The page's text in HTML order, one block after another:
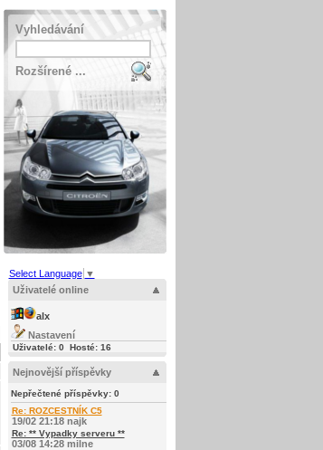
Vyhledávání
Rozšírené ...
Select Language ▼
Uživatelé online
alx
Nastavení
Uživatelé: 0 Hosté: 16
Nejnovější příspěvky
Nepřečtené příspěvky: 0
Re: ROZCESTNÍK C5
19/02 21:18 najk
Re: ** Vypadky serveru **
03/08 14:28 milne